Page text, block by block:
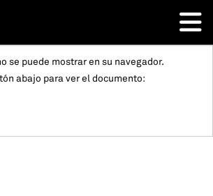
se puede mostrar en su navegador.
abajo para ver el documento: